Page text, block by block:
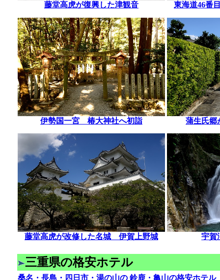
藤堂高虎が復興した津観音 東海道46番
伊勢国一宮 椿大神社へ初詣 蒲生氏
藤堂高虎が改修した名城 伊賀上野城 宇賀
三重県の格安ホテル
桑名・長島・四日市・湯の山の 鈴鹿・亀山の格安ホテル